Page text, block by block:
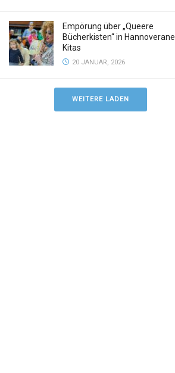
Empörung über „Queere
Bücherkisten“ in
Kitas
20 JANUAR, 2026
WEITERE LADEN